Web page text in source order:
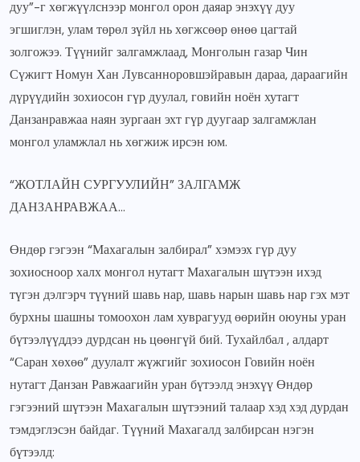
дуу”-г хөгжүүлснээр монгол орон даяар энэхүү дуу
эгшиглэн, улам төрөл зүйл нь хөгжсөөр өнөө цагтай
золгожээ. Түүнийг залгамжлаад, Монголын газар Чин
Сүжигт Номун Хан Лувсанноровшэйравын дараа, дараагийн
дүрүүдийн зохиосон гүр дуулал, говийн ноён хутагт
Данзанравжаа наян зургаан эхт гүр дуугаар залгамжлан
монгол уламжлал нь хөгжиж ирсэн юм.
“ЖОТЛАЙН СУРГУУЛИЙН” ЗАЛГАМЖ
ДАНЗАНРАВЖАА…
Өндөр гэгээн “Махагалын залбирал” хэмээх гүр дуу
зохиосноор халх монгол нутагт Махагалын шүтээн ихэд
түгэн дэлгэрч түүний шавь нар, шавь нарын шавь нар гэх мэт
бурхны шашны томоохон лам хуврагууд өөрийн оюуны уран
бүтээлүүддээ дурдсан нь цөөнгүй бий. Тухайлбал , алдарт
“Саран хөхөө” дуулалт жүжгийг зохиосон Говийн ноён
нутагт Данзан Равжаагийн уран бүтээлд энэхүү Өндөр
гэгээний шүтээн Махагалын шүтээний талаар хэд хэд дурдан
тэмдэглэсэн байдаг. Түүний Махагалд залбирсан нэгэн
бүтээлд: